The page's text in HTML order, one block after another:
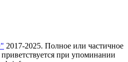
2017-2025. Полное или частичное
при упоминании